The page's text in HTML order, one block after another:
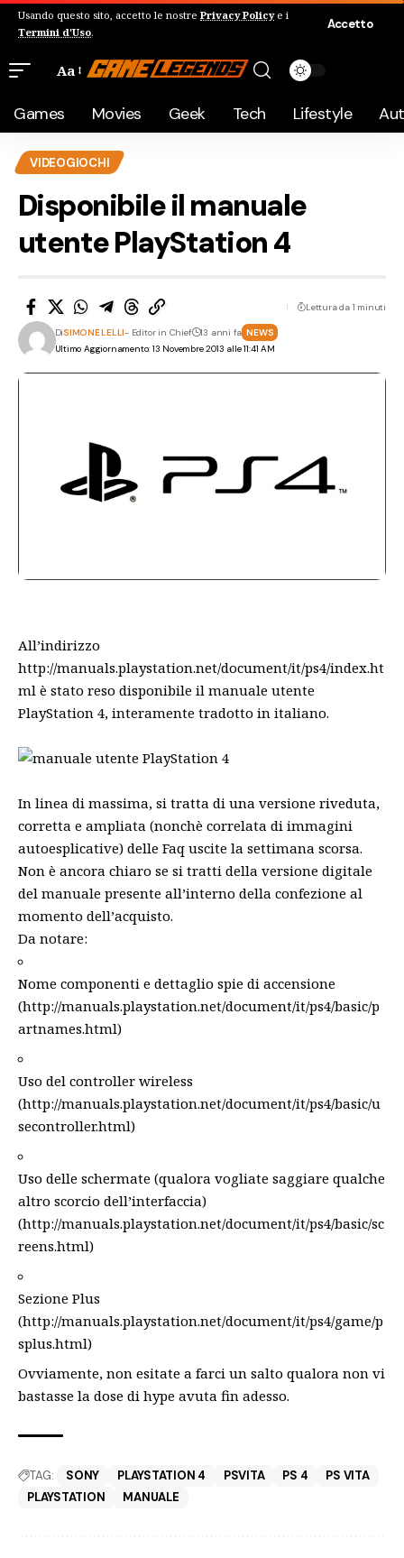
Usando questo sito, accetto le nostre Privacy Policye i
Termini d'Uso.
Accetto
Aa
Games Movies Geek Tech Lifestyle
VIDEOGIOCHI
Disponibile il manuale
utente PlayStation 4
Ultimo Aggiornamento: 13 Novembre 2013 alle 11:41 AM
DiSIMONE LELLI- Editor in Chief 13 anni fa NEWS
Lettura da 1 minuti
All’indirizzo
http://manuals.playstation.net/document/it/ps4/index.ht
ml è stato reso disponibile il manuale utente
PlayStation 4, interamente tradotto in italiano.
In linea di massima, si tratta di una versione riveduta,
corretta e ampliata (nonchè correlata di immagini
autoesplicative) delle Faq uscite la settimana scorsa.
Non è ancora chiaro se si tratti della versione digitale
del manuale presente all’interno della confezione al
momento dell’acquisto.
Da notare:
Nome componenti e dettaglio spie di accensione
(http://manuals.playstation.net/document/it/ps4/basic/p
artnames.html)
Uso del controller wireless
(http://manuals.playstation.net/document/it/ps4/basic/u
secontroller.html)
Uso delle schermate (qualora vogliate saggiare qualche
altro scorcio dell’interfaccia)
(http://manuals.playstation.net/document/it/ps4/basic/sc
reens.html)
Sezione Plus
(http://manuals.playstation.net/document/it/ps4/game/p
splus.html)
Ovviamente, non esitate a farci un salto qualora non vi
bastasse la dose di hype avuta fin adesso.
TAG: SONY PLAYSTATION 4 PSVITA PS 4
PS VITA
PLAYSTATION
MANUALE